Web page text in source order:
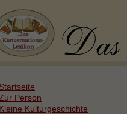
Startseite
Zur Person
Kleine Kulturgeschichte